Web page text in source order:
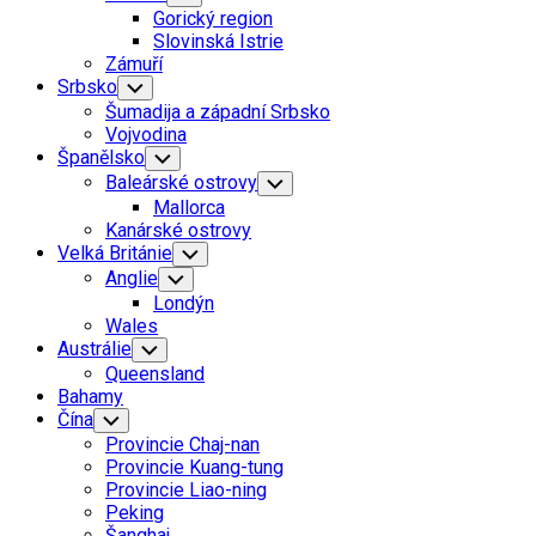
Child
Menu
Gorický region
Slovinská Istrie
Zámuří
Srbsko Toggle
Child
Menu
Šumadija a západní Srbsko
Vojvodina
Španělsko Toggle
Child
Menu
Baleárské ostrovy Toggle
Child
Mallorca
Kanárské ostrovy
Velká Británie Toggle
Child
Menu
Anglie Toggle
Child
Menu
Londýn
Wales
Austrálie Toggle
Child
Menu
Queensland
Bahamy
Čína Toggle
Child
Menu
Provincie Chaj-nan
Provincie Kuang-tung
Provincie Liao-ning
Peking